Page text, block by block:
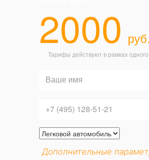
2000 руб.
Тарифы действуют в рамках одного
Дополнительные